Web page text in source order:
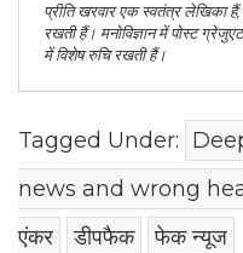
प्रीति खरवार एक स्वतंत्र लेखिका
रखती हैं। मनोविज्ञान में पोस्ट
में विशेष रुचि रखती हैं।
Tagged Under:
news and wrong
एंकर
डीपफैक फेक न्यूज